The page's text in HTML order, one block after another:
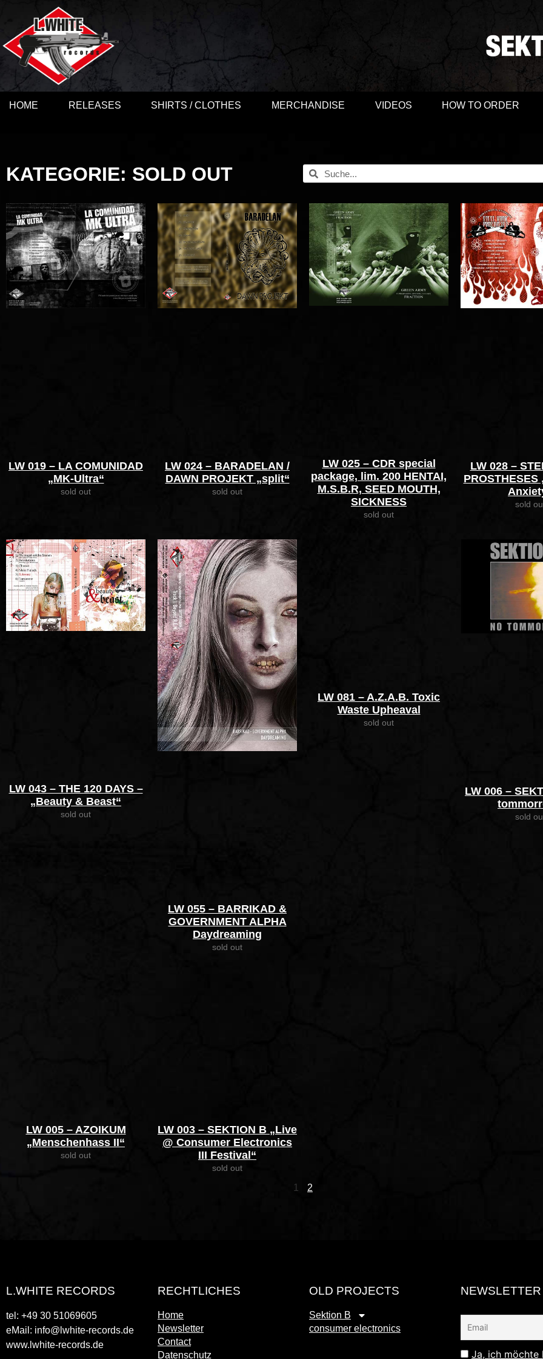
HOME RELEASES SHIRTS / CLOTHES MERCHANDISE VIDEOS HOW TO ORDER
KATEGORIE: SOLD OUT
LW 019 – LA COMUNIDAD
„MK-Ultra“
sold out
LW 024 – BARADELAN /
DAWN PROJEKT „split“
sold out
LW 025 – CDR special
package, lim. 200 HENTAI,
M.S.B.R, SEED MOUTH,
SICKNESS
sold out
LW 028 –
sold
LW 043 – THE 120 DAYS –
„Beauty & Beast“
sold out
LW 055 – BARRIKAD &
GOVERNMENT ALPHA
Daydreaming
sold out
LW 081 – A.Z.A.B. Toxic
Waste Upheaval
sold out
LW 006 –
sold
LW 005 – AZOIKUM
„Menschenhass II“
sold out
LW 003 – SEKTION B „Live
@ Consumer Electronics
III Festival“
sold out
1 2
L.WHITE RECORDS
tel: +49 30 51069605
eMail: info@lwhite-records.de
www.lwhite-records.de
RECHTLICHES
Home
Newsletter
Contact
Datenschutz
OLD PROJECTS
Sektion B
consumer electronics
NEWSLETTER
Ja, ich möchte